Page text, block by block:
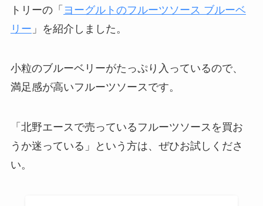
トリーの「 ヨーグルトのフルーツソース ブルーベ
リー 」を紹介しました。
小粒のブルーベリーがたっぷり入っているので、
満足感が高いフルーツソースです。
「北野エースで売っているフルーツソースを買お
うか迷っている」という方は、ぜひお試しくださ
い。